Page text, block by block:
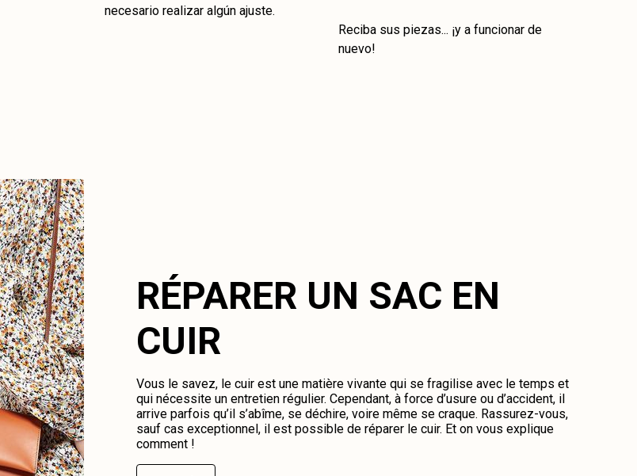
necesario realizar algún ajuste.
Reciba sus piezas... ¡y a funcionar de
nuevo!
RÉPARER UN SAC EN
CUIR
Vous le savez, le cuir est une matière vivante qui se fragilise avec le temps et
qui nécessite un entretien régulier. Cependant, à force d’usure ou d’accident, il
arrive parfois qu’il s’abîme, se déchire, voire même se craque. Rassurez-vous,
sauf cas exceptionnel, il est possible de réparer le cuir. Et on vous explique
comment !